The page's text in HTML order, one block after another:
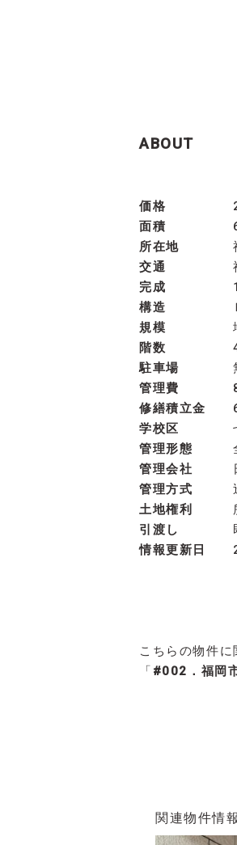
ABOUT
価格
面積
所在地
交通
完成
構造
規模
階数
駐車場
管理費
修繕積立金
学校区
管理形態
管理会社
管理方式
土地権利
引渡し
情報更新日
こちらの物件
「 #002．福岡
関連物件情報